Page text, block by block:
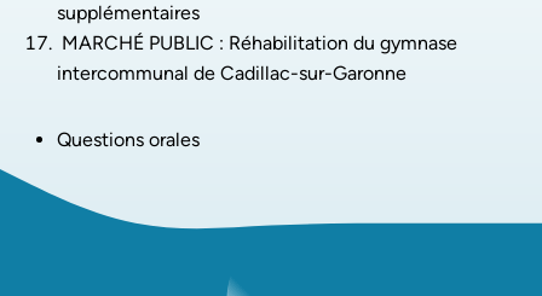
supplémentaires
MARCHÉ PUBLIC : Réhabilitation du gymnase
intercommunal de Cadillac-sur-Garonne
Questions orales